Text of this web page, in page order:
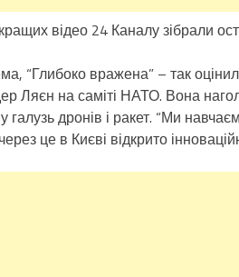
відео 24 Каналу зібрали
“Глибоко вражена” – так
Ляєн на саміті НАТО. Вона
галузь дронів і ракет. “Ми
це в Києві відкрито